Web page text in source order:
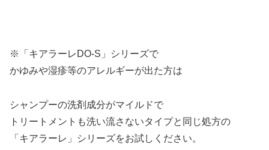
※「キアラーレDO-S」シリーズで
かゆみや湿疹等のアレルギーが出た方は
シャンプーの洗剤成分がマイルドで
トリートメントも洗い流さないタイプと同じ処方の
「キアラーレ」シリーズをお試しください。